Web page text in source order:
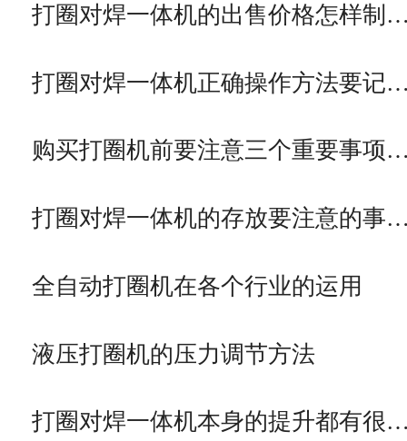
打圈对焊一体机的出售价格怎样制
打圈对焊一体机正确操作方法要记
购买打圈机前要注意三个重要事项
打圈对焊一体机的存放要注意的事
全自动打圈机在各个行业的运用
液压打圈机的压力调节方法
打圈对焊一体机本身的提升都有很